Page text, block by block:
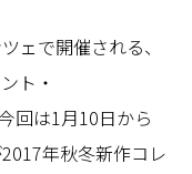
ェで開催される、
ト・
回は1月10日から
年秋冬新作コレ